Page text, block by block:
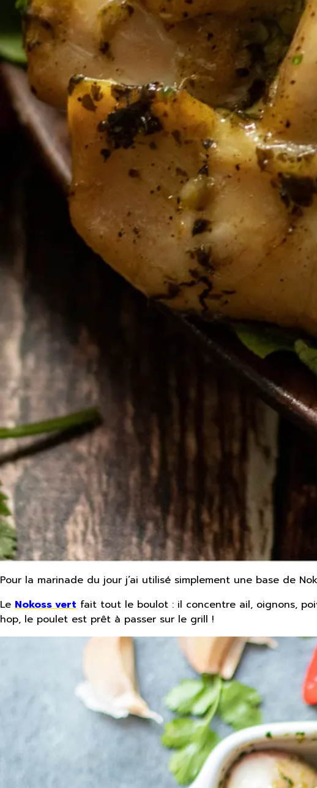
Pour la marinade du jour j’ai utilisé simplement une base de
Le Nokoss vert fait tout le boulot : il concentre ail, oignons,
hop, le poulet est prêt à passer sur le grill !